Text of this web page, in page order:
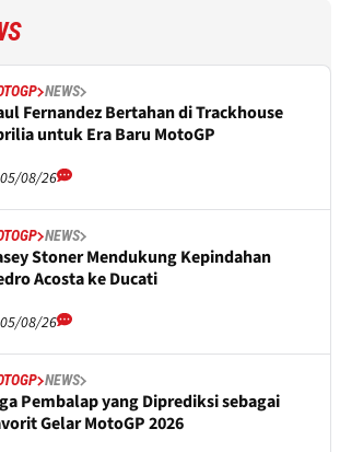
NEWS
Fernandez Bertahan di Trackhouse
untuk Era Baru MotoGP
05/08/26
NEWS
Stoner Mendukung Kepindahan
Acosta ke Ducati
05/08/26
NEWS
Pembalap yang Diprediksi sebagai
Gelar MotoGP 2026